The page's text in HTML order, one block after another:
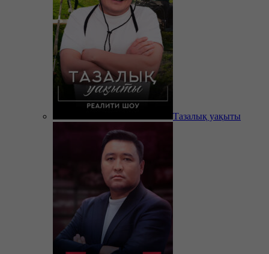
Тазалық уақыты